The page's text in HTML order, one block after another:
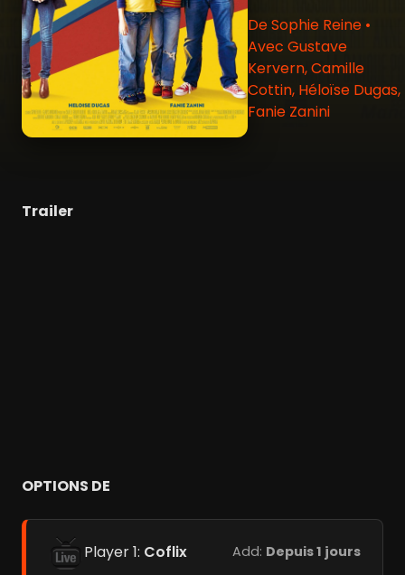
De Sophie Reine •
Avec Gustave
Kervern, Camille
Cottin, Héloïse Dugas,
Fanie Zanini
Trailer
OPTIONS DE
Player 1: Coflix Add: Depuis 1 jours